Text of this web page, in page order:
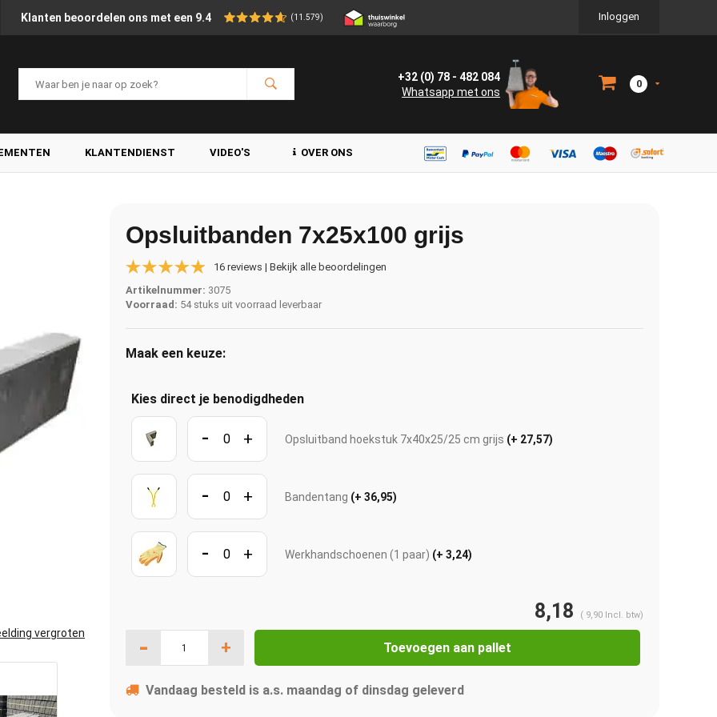
Klanten beoordelen ons met een 9.4 (11.579) Inloggen
+32 (0) 78 - 482 084
Whatsapp met ons
0
KLANTENDIENST VIDEO'S OVER ONS
vergroten Afbeelding vergroten
Opsluitbanden 7x25x100 grijs
16 reviews | Bekijk alle beoordelingen
Artikelnummer: 3075
Voorraad: 54 stuks uit voorraad leverbaar
Maak een keuze:
Kies direct je benodigdheden
- + Opsluitband hoekstuk 7x40x25/25 cm grijs (+ 27,57)
- + Bandentang (+ 36,95)
- + Werkhandschoenen (1 paar) (+ 3,24)
8,18 ( 9,90 Incl. btw)
- + Toevoegen aan pallet
Vandaag besteld is a.s. maandag of dinsdag geleverd